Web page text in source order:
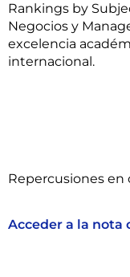
Rankings by
Negocios y
excelencia
internacional.
Repercusiones en
Acceder a la nota